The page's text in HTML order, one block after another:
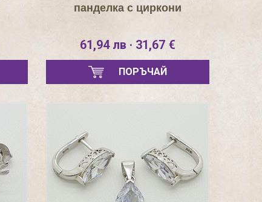
панделка с циркони
61,94 лв · 31,67 €
ПОРЪЧАЙ